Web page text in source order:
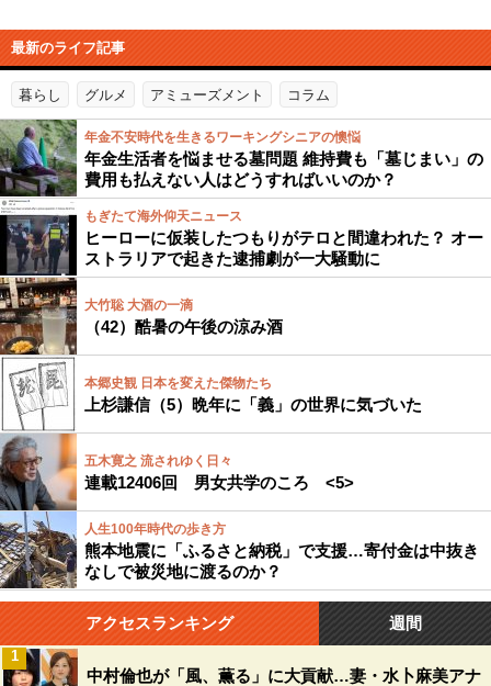
最新のライフ記事
暮らし グルメ アミューズメント コラム
年金不安時代を生きるワーキングシニアの懊悩
年金生活者を悩ませる墓問題 維持費も「墓じまい」の
費用も払えない人はどうすればいいのか？
もぎたて海外仰天ニュース
ヒーローに仮装したつもりがテロと間違われた？ オー
ストラリアで起きた逮捕劇が一大騒動に
大竹聡 大酒の一滴
（42）酷暑の午後の涼み酒
本郷史観 日本を変えた傑物たち
上杉謙信（5）晩年に「義」の世界に気づいた
五木寛之 流されゆく日々
連載12406回 男女共学のころ <5>
人生100年時代の歩き方
熊本地震に「ふるさと納税」で支援…寄付金は中抜き
なしで被災地に渡るのか？
アクセスランキング 週間
中村倫也が「風、薫る」に大貢献…妻・水卜麻美アナ
1